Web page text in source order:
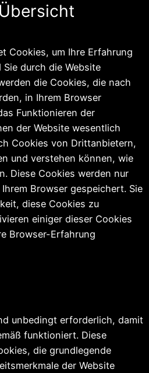
Cookies, um Ihre Erfahrung
durch die Website
die Cookies, die nach
in Ihrem Browser
Funktionieren der
der Website wesentlich
Cookies von Drittanbietern,
und verstehen können, wie
Diese Cookies werden nur
Browser gespeichert. Sie
diese Cookies zu
einiger dieser Cookies
Browser-Erfahrung
unbedingt erforderlich, damit
funktioniert. Diese
die grundlegende
der Website